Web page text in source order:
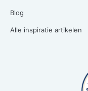
Blog
Alle inspiratie artikelen